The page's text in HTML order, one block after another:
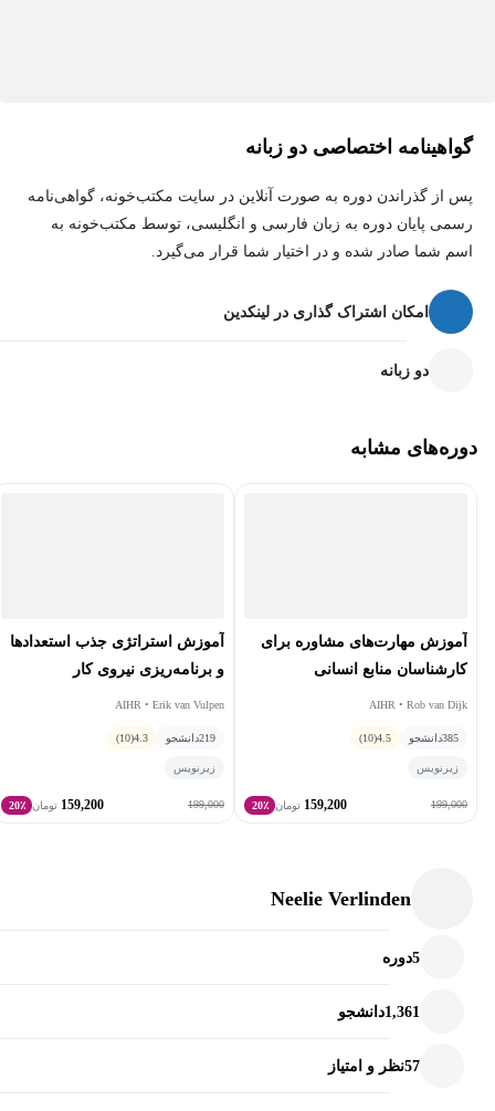
گواهینامه اختصاصی دو زبانه
پس از گذراندن دوره به صورت آنلاین در سایت مکتب‌خونه، گواهی‌نامه
رسمی پایان دوره به زبان فارسی و انگلیسی، توسط مکتب‌خونه به
اسم شما صادر شده و در اختیار شما قرار می‌گیرد.
امکان اشتراک گذاری در لینکدین
دو زبانه
دوره‌های مشابه
آموزش مهارت‌های مشاوره برای
کارشناسان منابع انسانی
AIHR • Rob van Dijk
385دانشجو 4.5
(10)
زیرنویس
199,000
159,200 تومان 20٪
آموزش استراتژی جذب استعدادها
و برنامه‌ریزی نیروی کار
AIHR • Erik van Vulpen
219دانشجو 4.3
(10)
زیرنویس
199,000
159,200 تومان 20٪
Neelie Verlinden
5دوره
1,361دانشجو
57نظر و امتیاز